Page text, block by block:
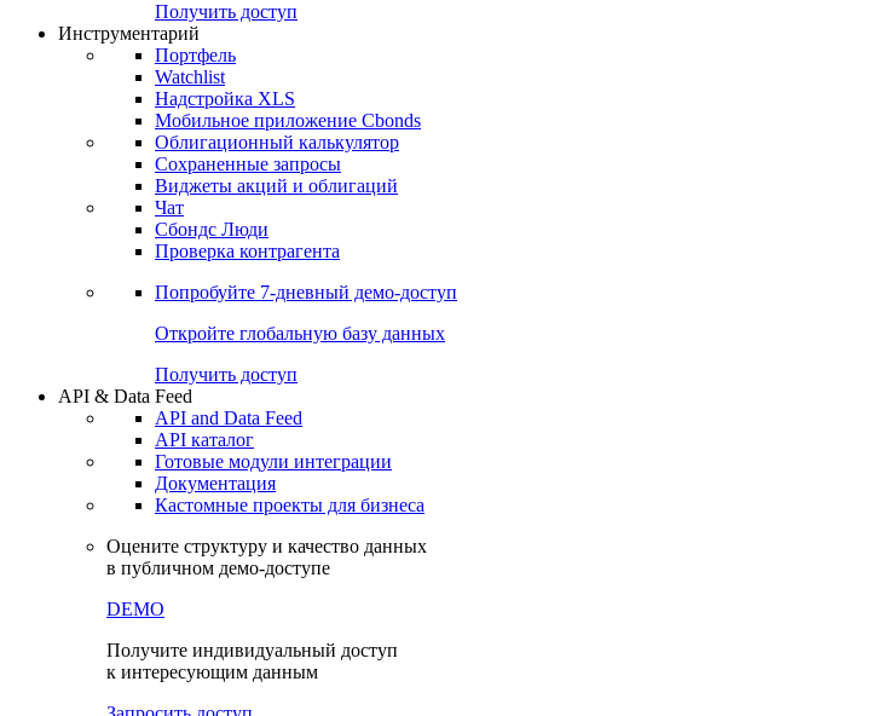
Получить доступ
Инструментарий
Портфель
Watchlist
Надстройка XLS
Мобильное приложение Cbonds
Облигационный калькулятор
Сохраненные запросы
Виджеты акций и облигаций
Чат
Сбондс Люди
Проверка контрагента
Попробуйте 7-дневный демо-доступ
Откройте глобальную базу данных
Получить доступ
API & Data Feed
API and Data Feed
API каталог
Готовые модули интеграции
Документация
Кастомные проекты для бизнеса
Оцените структуру и качество данных
в публичном демо-доступе
DEMO
Получите индивидуальный доступ
к интересующим данным